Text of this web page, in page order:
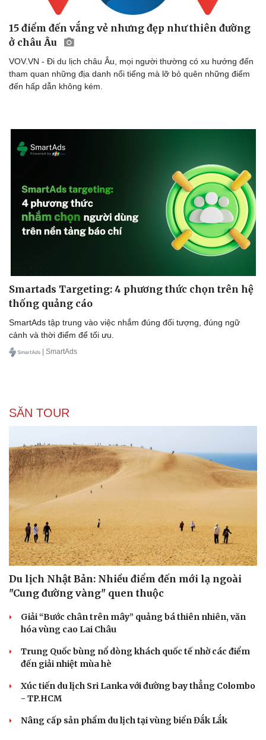
Văn hóa
Sân khấu - Điện ảnh
Văn học
Âm nhạc
Di sản
Thời trang
Sao Việt
15 điểm đến vắng vẻ nhưng đẹp như thiên đường
ở châu Âu
VOV.VN - Đi du lịch châu Âu, mọi người thường có xu hướng đến
tham quan những địa danh nổi tiếng mà lỡ bỏ quên những điểm
đến hấp dẫn không kém.
Smartads Targeting: 4 phương thức chọn trên hệ
thống quảng cáo
SmartAds tập trung vào việc nhắm đúng đối tượng, đúng ngữ
cảnh và thời điểm để tối ưu.
| SmartAds
SĂN TOUR
Du lịch Nhật Bản: Nhiều điểm đến mới lạ ngoài
"Cung đường vàng" quen thuộc
Giải “Bước chân trên mây” quảng bá thiên nhiên, văn
hóa vùng cao Lai Châu
Trung Quốc bùng nổ dòng khách quốc tế nhờ các điểm
đến giải nhiệt mùa hè
Xúc tiến du lịch Sri Lanka với đường bay thẳng Colombo
- TP.HCM
Nâng cấp sản phẩm du lịch tại vùng biển Đắk Lắk